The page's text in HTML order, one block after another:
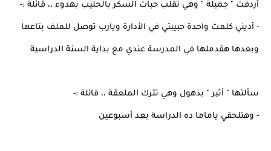
أردفت " جميلة " وهي تقلب حبات السكر بالحليب بهدوء ،، قائلة :-
- أديني كلمت واحدة حبيبتي في الأدارة ويارب توصل للملف بتاعها
وبعدها هقدملها في المدرسة عندي مع بداية السنة الدراسية
سألتها " أثير " بذهول وهي تترك الملعقة ،، قائلة :-
- وهتلحقي ياماما ده الدراسة بعد أسبوعين